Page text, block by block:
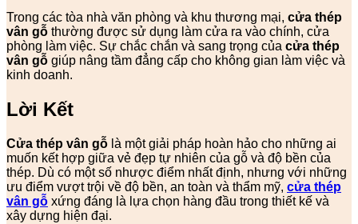
Trong các tòa nhà văn phòng và khu thương mại, cửa thép
vân gỗ thường được sử dụng làm cửa ra vào chính, cửa
phòng làm việc. Sự chắc chắn và sang trọng của cửa thép
vân gỗ giúp nâng tầm đẳng cấp cho không gian làm việc và
kinh doanh.
Lời Kết
Cửa thép vân gỗ là một giải pháp hoàn hảo cho những ai
muốn kết hợp giữa vẻ đẹp tự nhiên của gỗ và độ bền của
thép. Dù có một số nhược điểm nhất định, nhưng với những
ưu điểm vượt trội về độ bền, an toàn và thẩm mỹ, cửa thép
vân gỗ xứng đáng là lựa chọn hàng đầu trong thiết kế và
xây dựng hiện đại.